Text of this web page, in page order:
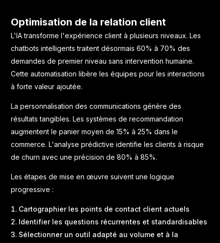
Optimisation de la relation client
L'IA transforme l'expérience client à plusieurs niveaux. Les
chatbots intelligents traitent désormais 60% à 70% des
demandes de premier niveau sans intervention humaine.
Cette automatisation libère les équipes pour les interactions
à forte valeur ajoutée.
La personnalisation des communications génère des
résultats tangibles. Les systèmes de recommandation
augmentent le panier moyen de 15% à 25% dans le
commerce. L'analyse prédictive identifie les clients à risque
de churn avec une précision de 80% à 85%.
Les étapes de mise en œuvre suivent une logique
progressive :
Cartographier les points de contact client actuels
Identifier les questions récurrentes et standardisables
Sélectionner un outil adapté au volume et à la